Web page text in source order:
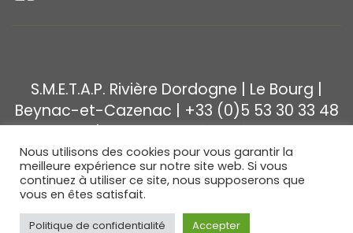
S.M.E.T.A.P. Rivière Dordogne | Le Bourg |
Beynac-et-Cazenac | +33 (0)5 53 30 33 48
| Tous droits réservés.
Nous utilisons des cookies pour vous garantir la
meilleure expérience sur notre site web. Si vous
continuez à utiliser ce site, nous supposerons que
vous en êtes satisfait.
Politique de confidentialité Accepter